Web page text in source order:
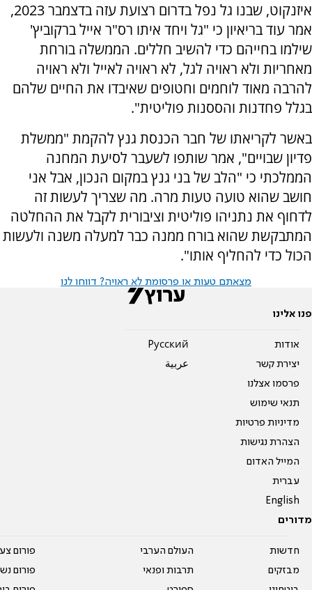
איזנקוט, שבנו גל נפל בדרום רצועת עזה בדצמבר 2023,
אמר עוד בריאיון כי "גל ויחד איתו רס"ר אייל ברקוביץ'
שילמו בחייהם כדי להשיב חללים. הממשלה בורחת
מאחריות ולא ראויה לגל, לא ראויה לאייל ולא ראויה
להרבה מאוד לוחמים וחטופים שאיבדו את החיים שלהם
בגלל פחדנות והססנות פוליטית".
באשר לקריאתו של חבר הכנסת גנץ להקמת "ממשלת
פדיון שבויים", אמר שותפו לשעבר לסיעת המחנה
הממלכתי כי "הלב של בני גנץ במקום הנכון, אבל אני
חושב שהוא טועה טעות מרה. מה שצריך לעשות זה
לדחוף את נתניהו פוליטית וציבורית לקבל את ההחלטה
המתבקשת שהוא בורח ממנה כבר למעלה משנה ולעשות
הכול כדי להחליף אותו".
מצאתם טעות או פרסומת לא ראויה? דווחו לנו
פנו אלינו
אודות
יצירת קשר
פרסמו אצלנו
תנאי שימוש
מדיניות פרטיות
הצהרת נגישות
המייל האדום
עברית
English
Pусский
عربية
מדורים
חדשות
מבזקים
העולם הערבי
תרבות ופנאי
פורום
פורום